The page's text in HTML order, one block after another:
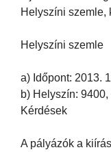
Helyszíni szemle,
Helyszíni szemle
a) Időpont: 2013.
b) Helyszín:
Kérdések
A pályázók a